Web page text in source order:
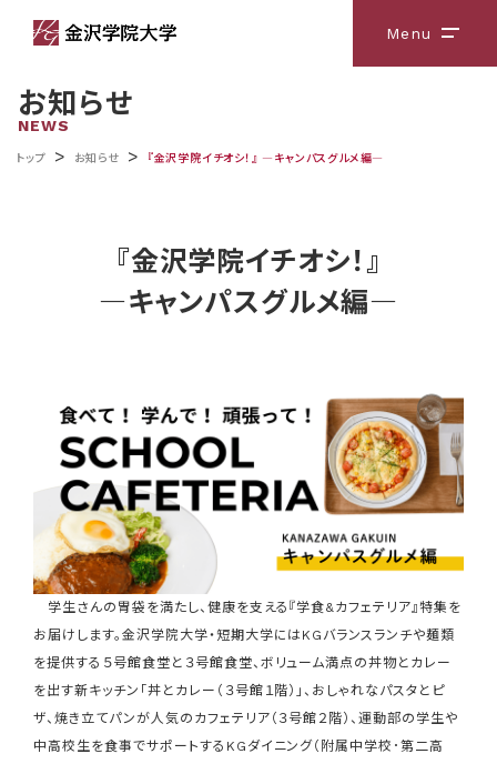
Menu メニ
お知らせ
NEWS
トップ > お知らせ > 『金沢学院イチオシ！』 ―キャンパスグルメ編―
『金沢学院イチオシ！』
―キャンパスグルメ編―
学生さんの胃袋を満たし、健康を支える『学食&カフェテリア』特集を
お届けします。金沢学院大学・短期大学にはKGバランスランチや麺類
を提供する５号館食堂と３号館食堂、ボリューム満点の丼物とカレー
を出す新キッチン「丼とカレー（３号館１階）」、おしゃれなパスタとピ
ザ、焼き立てパンが人気のカフェテリア（３号館２階）、運動部の学生や
中高校生を食事でサポートするKGダイニング（附属中学校･第二高